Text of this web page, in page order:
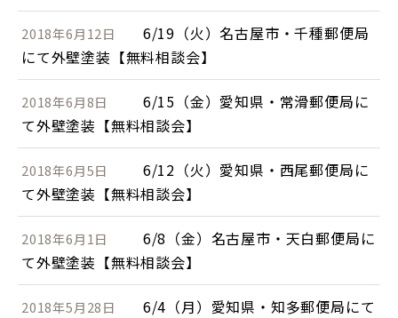
2018年6月12日
6/19（火）名古屋市・千種郵便局
にて外壁塗装【無料相談会】
2018年6月8日
6/15（金）愛知県・常滑郵便局に
て外壁塗装【無料相談会】
2018年6月5日
6/12（火）愛知県・西尾郵便局に
て外壁塗装【無料相談会】
2018年6月1日
6/8（金）名古屋市・天白郵便局に
て外壁塗装【無料相談会】
2018年5月28日
6/4（月）愛知県・知多郵便局にて